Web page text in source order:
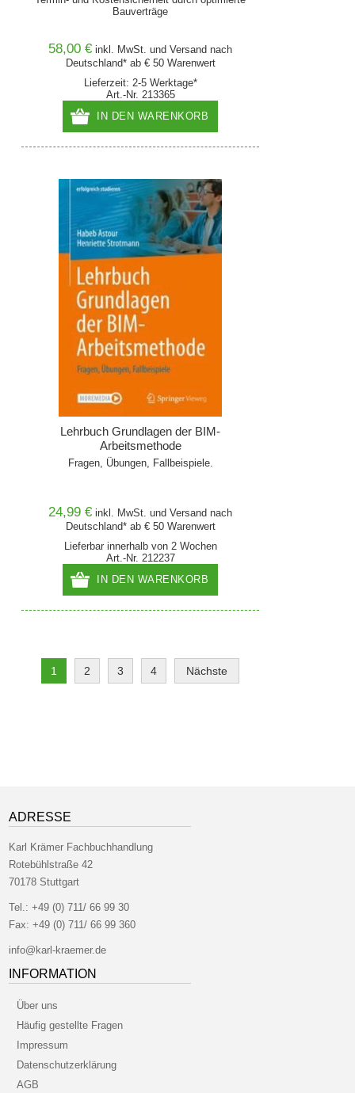
Bauverträge
58,00 € inkl. MwSt. undVersand nach
Deutschland* ab € 50 Warenwert
Lieferzeit: 2-5 Werktage*
Art.-Nr. 213365
IN DEN WARENKORB
Lehrbuch Grundlagen der BIM-
Arbeitsmethode
Fragen, Übungen, Fallbeispiele.
24,99 € inkl. MwSt. undVersand nach
Deutschland* ab € 50 Warenwert
Lieferbar innerhalb von 2 Wochen
Art.-Nr. 212237
IN DEN WARENKORB
1 2 3 4 Nächste
ADRESSE
Karl Krämer Fachbuchhandlung
Rotebühlstraße 42
70178 Stuttgart
Tel.:+49 (0) 711/ 66 99 30
Fax: +49 (0) 711/ 66 99 360
info@karl-kraemer.de
INFORMATION
Über uns
Häufig gestellte Fragen
Impressum
Datenschutzerklärung
AGB